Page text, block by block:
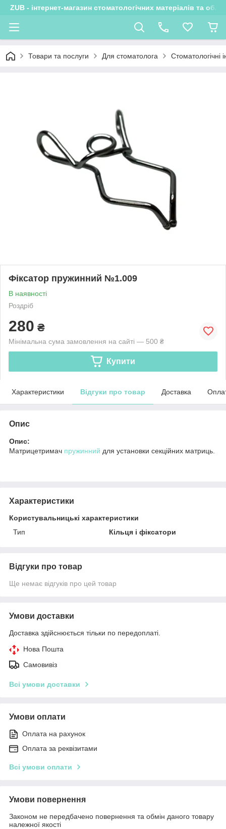
ZUB - інтернет-магазин стоматологічних матеріалів та
Товари та послуги Для стоматолога Стоматологічні
Фіксатор пружинний №1.009
В наявності
Роздріб
280 ₴
Мінімальна сума замовлення на сайті — 500 ₴
Купити
Характеристики Відгуки про товар Доставка
Опис
Опис:
Матрицетримач пружинний для установки секційних матриць.
Характеристики
Користувальницькі характеристики
Тип
Кільця і фіксатори
Відгуки про товар
Ще немає відгуків про цей товар
Умови доставки
Доставка здійснюється тільки по передоплаті.
Нова Пошта
Самовивіз
Всі умови доставки
Умови оплати
Оплата на рахунок
Оплата за реквізитами
Всі умови оплати
Умови повернення
Законом не передбачено повернення та обмін даного товару
належної якості